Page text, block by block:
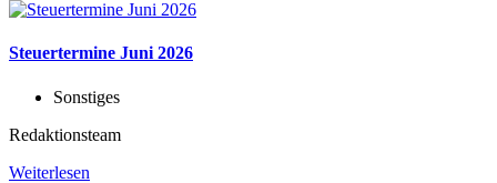
Steuertermine Juni 2026
Sonstiges
Redaktionsteam
Weiterlesen